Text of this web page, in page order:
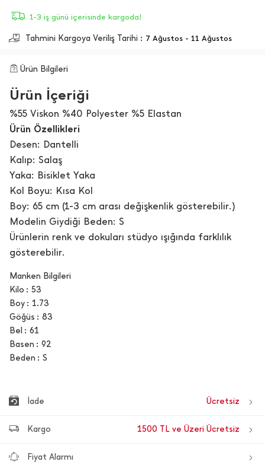
1-3 iş günü içerisinde kargoda!
Tahmini Kargoya Veriliş Tarihi : 7 Ağustos - 11 Ağustos
Ürün Bilgileri
Ürün İçeriği
%55 Viskon %40 Polyester %5 Elastan
Ürün Özellikleri
Desen: Dantelli
Kalıp: Salaş
Yaka: Bisiklet Yaka
Kol Boyu: Kısa Kol
Boy: 65 cm (1-3 cm arası değişkenlik gösterebilir.)
Modelin Giydiği Beden: S
Ürünlerin renk ve dokuları stüdyo ışığında farklılık
gösterebilir.
Manken Bilgileri
Kilo
53
Boy
1.73
Göğüs
83
Bel
61
Basen
92
Beden
S
İade Ücretsiz
Kargo 1500 TL ve Üzeri Ücretsiz
Fiyat Alarmı